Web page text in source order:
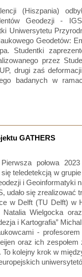
(Hiszpania)
Geodezji -
Uniwersytetu
Geodetów:
Studentki
przez
drugi zaś
badanych w
GATHERS
Pierwsza połowa
teledetekcją w
i Geoinformatyki
udało się zrealizować
w Delft (TU Delft) w
Natalia Wielgocka
i Kartografia”
-
oraz ich zespołem
kolejny krok w